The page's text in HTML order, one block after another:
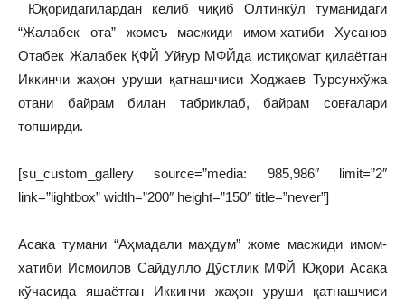
Юқоридагилардан келиб чиқиб Олтинкўл туманидаги
“Жалабек ота” жомеъ масжиди имом-хатиби Хусанов
Отабек Жалабек ҚФЙ Уйғур МФЙда истиқомат қилаётган
Иккинчи жаҳон уруши қатнашчиси Ходжаев Турсунхўжа
отани байрам билан табриклаб, байрам совғалари
топширди.
[su_custom_gallery source=”media: 985,986″ limit=”2″
link=”lightbox” width=”200″ height=”150″ title=”never”]
Асака тумани “Аҳмадали маҳдум” жоме масжиди имом-
хатиби Исмоилов Сайдулло Дўстлик МФЙ Юқори Асака
кўчасида яшаётган Иккинчи жаҳон уруши қатнашчиси